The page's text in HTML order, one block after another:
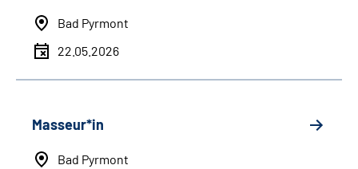
Bad Pyrmont
22.05.2026
Masseur*in
Bad Pyrmont